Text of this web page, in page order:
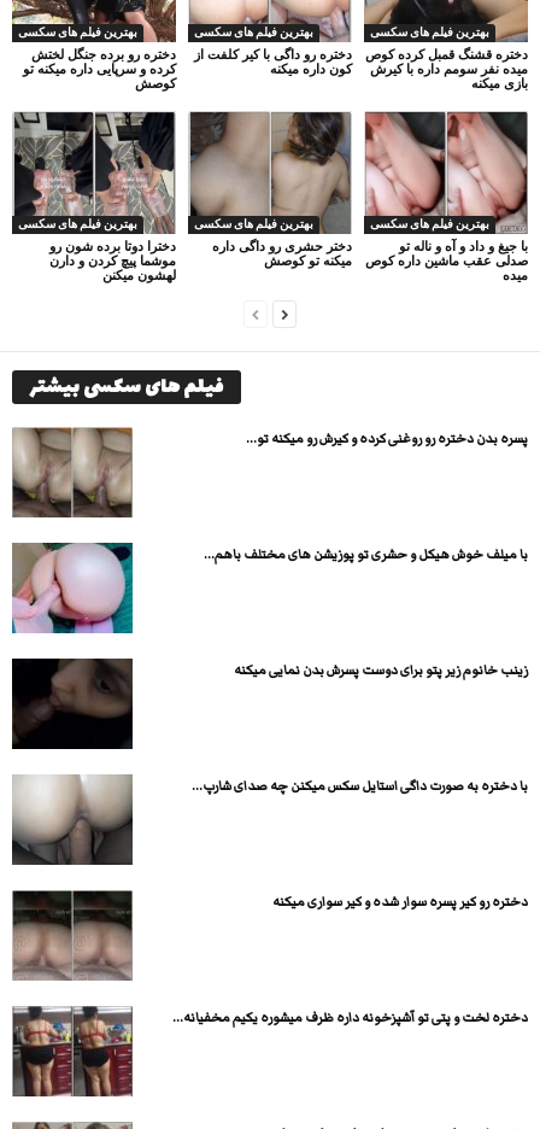
بهترین فیلم های سکسی
دختره رو برده جنگل لختش
کرده و سرپایی داره میکنه تو
کوصش
بهترین فیلم های سکسی
دختره رو داگی با کیر کلفت از
کون داره میکنه
بهترین فیلم های سکسی
دختره قشنگ قمبل کرده کوص
میده نفر سومم داره با کیرش
بازی میکنه
بهترین فیلم های سکسی
دخترا دوتا برده شون رو
موشما پیچ کردن و دارن
لهشون میکنن
بهترین فیلم های سکسی
دختر حشری رو داگی داره
میکنه تو کوصش
بهترین فیلم های سکسی
با جیغ و داد و آه و ناله تو
صدلی عقب ماشین داره کوص
میده
فیلم های سکسی بیشتر
پسره بدن دختره رو روغنی کرده و کیرش رو میکنه تو...
با میلف خوش هیکل و حشری تو پوزیشن های مختلف باهم...
زینب خانوم زیر پتو برای دوست پسرش بدن نمایی میکنه
با دختره به صورت داگی استایل سکس میکنن چه صدای شارپ...
دختره رو کیر پسره سوار شده و کیر سواری میکنه
دختره لخت و پتی تو آشپزخونه داره ظرف میشوره یکیم مخفیانه...